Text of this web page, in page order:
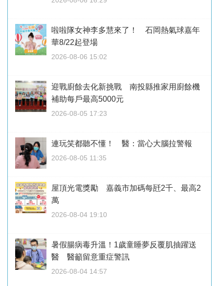
啦啦隊女神李多慧來了！ 石岡熱氣球嘉年
華8/22起登場
2026-08-06 15:02
迎戰廚餘去化新挑戰 南投縣推家用廚餘機
補助每戶最高5000元
2026-08-05 17:23
連玩笑都聽不懂！ 醫：當心大腦拉警報
2026-08-05 11:35
屋頂光電獎勵 嘉義市加碼每瓩2千、最高2
萬
2026-08-04 19:10
暑假腸病毒升溫！1歲童睡夢反覆肌抽躍送
醫 醫籲留意重症警訊
2026-08-04 14:57